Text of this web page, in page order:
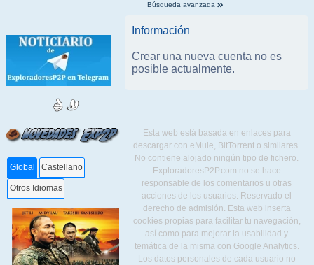
Búsqueda avanzada
Global Castellano
Otros Idiomas
Información
Crear una nueva cuenta no es
posible actualmente.
Esta web está basada en enlaces para
descargar con eMule, BitTorrent o similares.
No contiene alojado ningún tipo de fichero.
ExploradoresP2P.com no se hace
responsable de los comentarios u otras
acciones de los usuarios. Reservado el
derecho de admisión. Esta web inserta
cookies propias para facilitar tu navegación,
así como para mejorar la usabilidad y
temática de la misma con Google Analytics.
Los datos personales de cada usuario no